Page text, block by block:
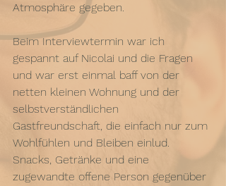
Atmosphäre gegeben.
Beim Interviewtermin war ich
gespannt auf Nicolai und die Fragen
und war erst einmal baff von der
netten kleinen Wohnung und der
selbstverständlichen
Gastfreundschaft, die einfach nur zum
Wohlfühlen und Bleiben einlud.
Snacks, Getränke und eine
zugewandte offene Person gegenüber